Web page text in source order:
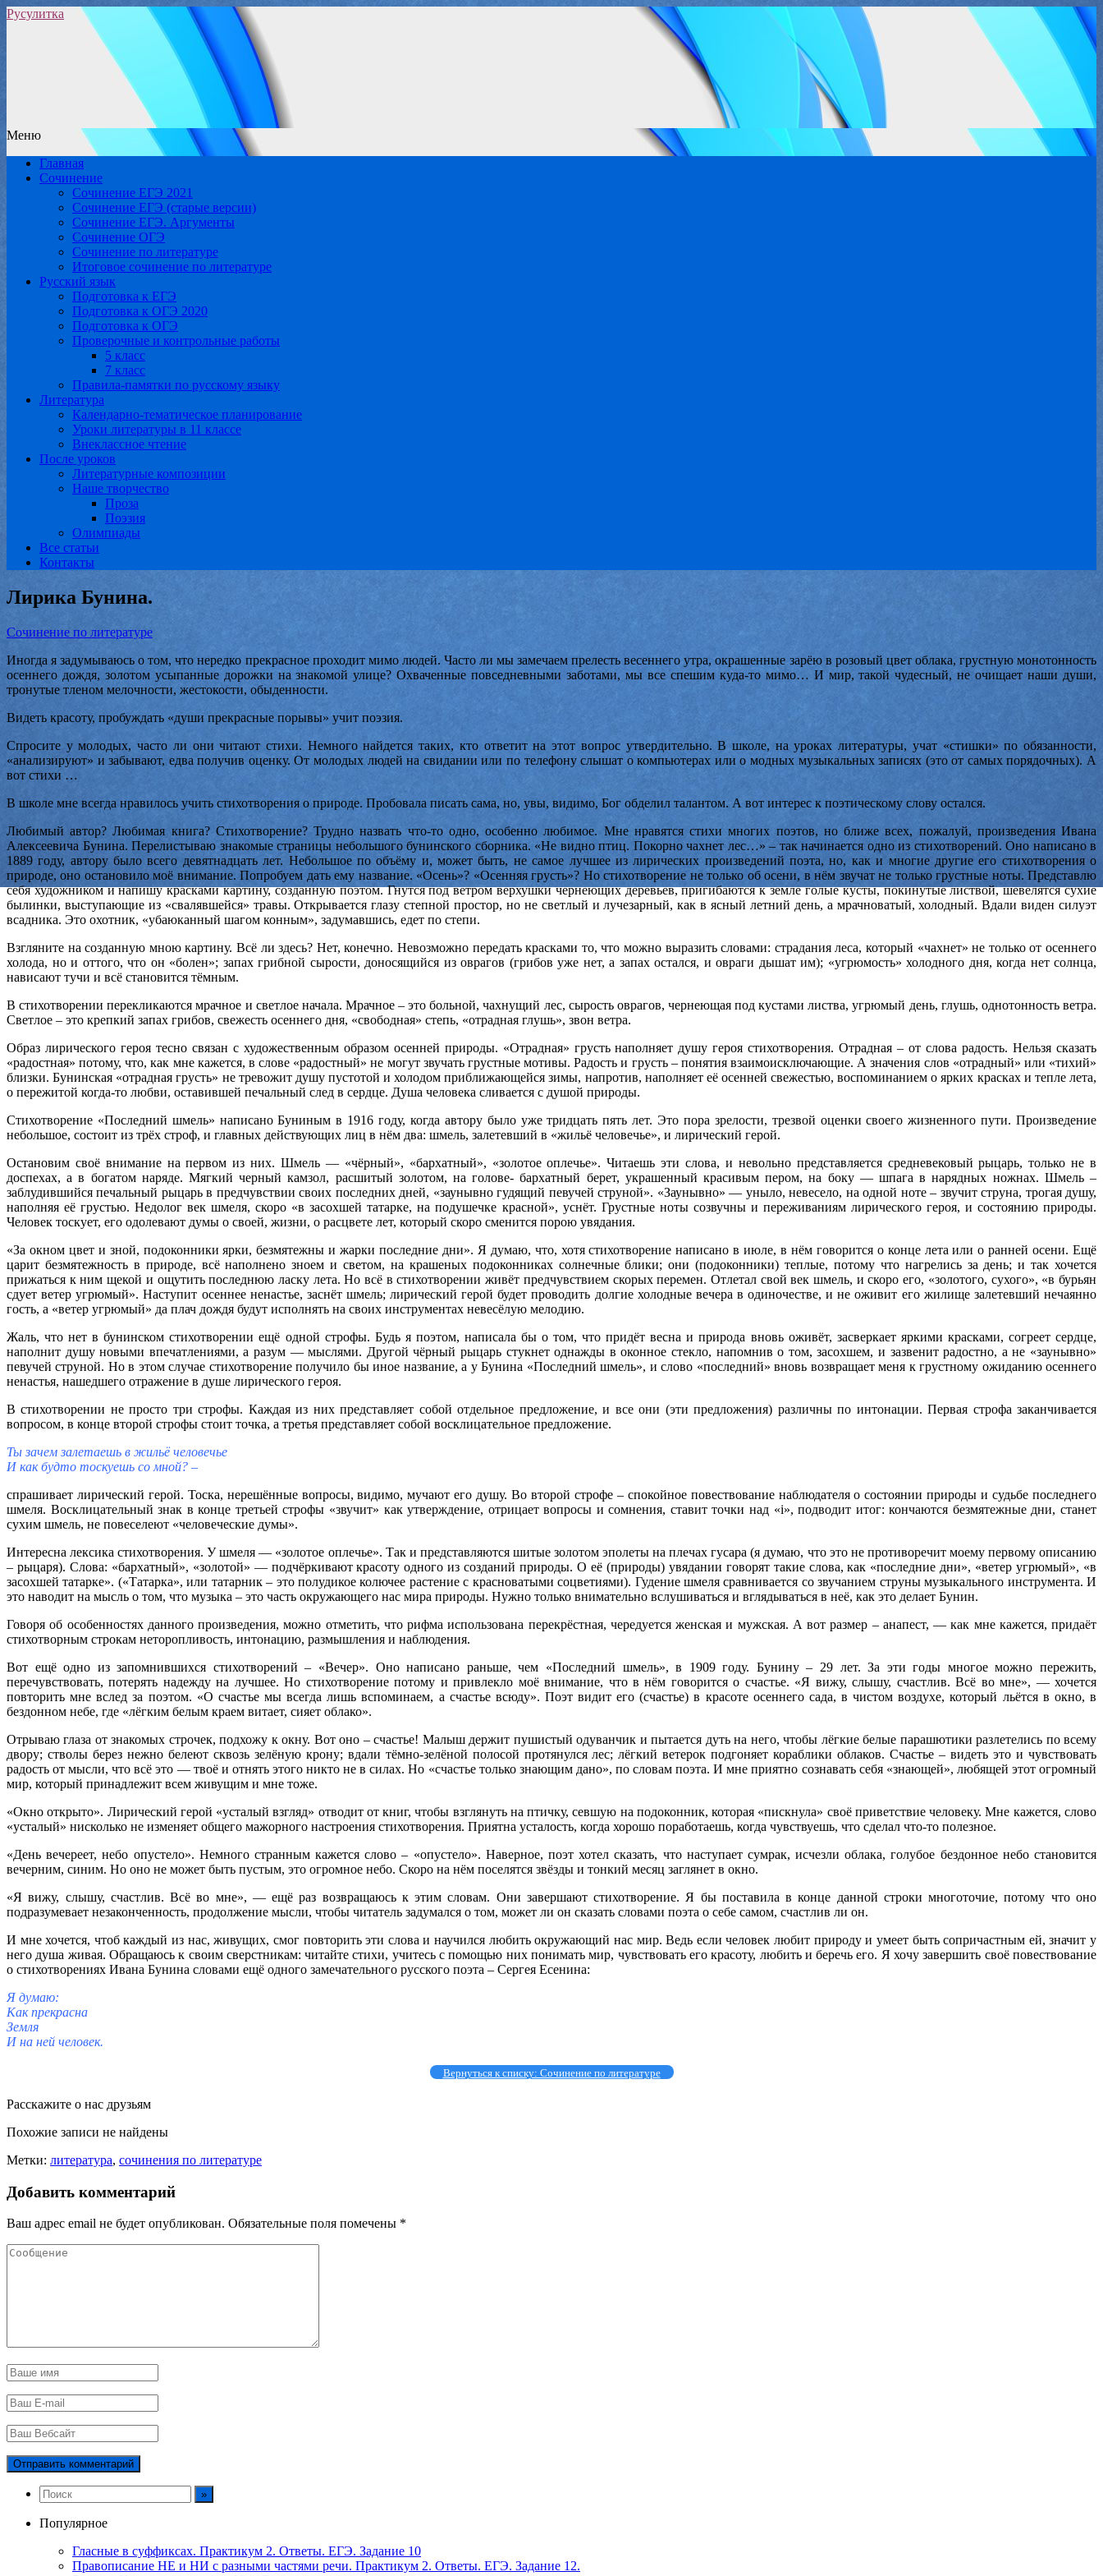
Русулитка
Меню
Главная
Сочинение
Сочинение ЕГЭ 2021
Сочинение ЕГЭ (старые версии)
Сочинение ЕГЭ. Аргументы
Сочинение ОГЭ
Сочинение по литературе
Итоговое сочинение по литературе
Русский язык
Подготовка к ЕГЭ
Подготовка к ОГЭ 2020
Подготовка к ОГЭ
Проверочные и контрольные работы
5 класс
7 класс
Правила-памятки по русскому языку
Литература
Календарно-тематическое планирование
Уроки литературы в 11 классе
Внеклассное чтение
После уроков
Литературные композиции
Наше творчество
Проза
Поэзия
Олимпиады
Все статьи
Контакты
Лирика Бунина.
Сочинение по литературе
Иногда я задумываюсь о том, что нередко прекрасное проходит мимо людей. Часто ли мы замечаем прелесть весеннего утра, окрашенные зарёю в розовый цвет облака, грустную монотонность
осеннего дождя, золотом усыпанные дорожки на знакомой улице? Охваченные повседневными заботами, мы все спешим куда-то мимо… И мир, такой чудесный, не очищает наши души,
тронутые тленом мелочности, жестокости, обыденности.
Видеть красоту, пробуждать «души прекрасные порывы» учит поэзия.
Спросите у молодых, часто ли они читают стихи. Немного найдется таких, кто ответит на этот вопрос утвердительно. В школе, на уроках литературы, учат «стишки» по обязанности,
«анализируют» и забывают, едва получив оценку. От молодых людей на свидании или по телефону слышат о компьютерах или о модных музыкальных записях (это от самых порядочных). А
вот стихи …
В школе мне всегда нравилось учить стихотворения о природе. Пробовала писать сама, но, увы, видимо, Бог обделил талантом. А вот интерес к поэтическому слову остался.
Любимый автор? Любимая книга? Стихотворение? Трудно назвать что-то одно, особенно любимое. Мне нравятся стихи многих поэтов, но ближе всех, пожалуй, произведения Ивана
Алексеевича Бунина. Перелистываю знакомые страницы небольшого бунинского сборника. «Не видно птиц. Покорно чахнет лес…» – так начинается одно из стихотворений. Оно написано в
1889 году, автору было всего девятнадцать лет. Небольшое по объёму и, может быть, не самое лучшее из лирических произведений поэта, но, как и многие другие его стихотворения о
природе, оно остановило моё внимание. Попробуем дать ему название. «Осень»? «Осенняя грусть»? Но стихотворение не только об осени, в нём звучат не только грустные ноты. Представлю
себя художником и напишу красками картину, созданную поэтом. Гнутся под ветром верхушки чернеющих деревьев, пригибаются к земле голые кусты, покинутые листвой, шевелятся сухие
былинки, выступающие из «свалявшейся» травы. Открывается глазу степной простор, но не светлый и лучезарный, как в ясный летний день, а мрачноватый, холодный. Вдали виден силуэт
всадника. Это охотник, «убаюканный шагом конным», задумавшись, едет по степи.
Взгляните на созданную мною картину. Всё ли здесь? Нет, конечно. Невозможно передать красками то, что можно выразить словами: страдания леса, который «чахнет» не только от осеннего
холода, но и оттого, что он «болен»; запах грибной сырости, доносящийся из оврагов (грибов уже нет, а запах остался, и овраги дышат им); «угрюмость» холодного дня, когда нет солнца,
нависают тучи и всё становится тёмным.
В стихотворении перекликаются мрачное и светлое начала. Мрачное – это больной, чахнущий лес, сырость оврагов, чернеющая под кустами листва, угрюмый день, глушь, однотонность ветра.
Светлое – это крепкий запах грибов, свежесть осеннего дня, «свободная» степь, «отрадная глушь», звон ветра.
Образ лирического героя тесно связан с художественным образом осенней природы. «Отрадная» грусть наполняет душу героя стихотворения. Отрадная – от слова радость. Нельзя сказать
«радостная» потому, что, как мне кажется, в слове «радостный» не могут звучать грустные мотивы. Радость и грусть – понятия взаимоисключающие. А значения слов «отрадный» или «тихий»
близки. Бунинская «отрадная грусть» не тревожит душу пустотой и холодом приближающейся зимы, напротив, наполняет её осенней свежестью, воспоминанием о ярких красках и тепле лета,
о пережитой когда-то любви, оставившей печальный след в сердце. Душа человека сливается с душой природы.
Стихотворение «Последний шмель» написано Буниным в 1916 году, когда автору было уже тридцать пять лет. Это пора зрелости, трезвой оценки своего жизненного пути. Произведение
небольшое, состоит из трёх строф, и главных действующих лиц в нём два: шмель, залетевший в «жильё человечье», и лирический герой.
Остановим своё внимание на первом из них. Шмель — «чёрный», «бархатный», «золотое оплечье». Читаешь эти слова, и невольно представляется средневековый рыцарь, только не в
доспехах, а в богатом наряде. Мягкий черный камзол, расшитый золотом, на голове- бархатный берет, украшенный красивым пером, на боку — шпага в нарядных ножнах. Шмель –
заблудившийся печальный рыцарь в предчувствии своих последних дней, «заунывно гудящий певучей струной». «Заунывно» — уныло, невесело, на одной ноте – звучит струна, трогая душу,
наполняя её грустью. Недолог век шмеля, скоро «в засохшей татарке, на подушечке красной», уснёт. Грустные ноты созвучны и переживаниям лирического героя, и состоянию природы.
Человек тоскует, его одолевают думы о своей, жизни, о расцвете лет, который скоро сменится порою увядания.
«За окном цвет и зной, подоконники ярки, безмятежны и жарки последние дни». Я думаю, что, хотя стихотворение написано в июле, в нём говорится о конце лета или о ранней осени. Ещё
царит безмятежность в природе, всё наполнено зноем и светом, на крашеных подоконниках солнечные блики; они (подоконники) теплые, потому что нагрелись за день; и так хочется
прижаться к ним щекой и ощутить последнюю ласку лета. Но всё в стихотворении живёт предчувствием скорых перемен. Отлетал свой век шмель, и скоро его, «золотого, сухого», «в бурьян
сдует ветер угрюмый». Наступит осеннее ненастье, заснёт шмель; лирический герой будет проводить долгие холодные вечера в одиночестве, и не оживит его жилище залетевший нечаянно
гость, а «ветер угрюмый» да плач дождя будут исполнять на своих инструментах невесёлую мелодию.
Жаль, что нет в бунинском стихотворении ещё одной строфы. Будь я поэтом, написала бы о том, что придёт весна и природа вновь оживёт, засверкает яркими красками, согреет сердце,
наполнит душу новыми впечатлениями, а разум — мыслями. Другой чёрный рыцарь стукнет однажды в оконное стекло, напомнив о том, засохшем, и зазвенит радостно, а не «заунывно»
певучей струной. Но в этом случае стихотворение получило бы иное название, а у Бунина «Последний шмель», и слово «последний» вновь возвращает меня к грустному ожиданию осеннего
ненастья, нашедшего отражение в душе лирического героя.
В стихотворении не просто три строфы. Каждая из них представляет собой отдельное предложение, и все они (эти предложения) различны по интонации. Первая строфа заканчивается
вопросом, в конце второй строфы стоит точка, а третья представляет собой восклицательное предложение.
Ты зачем залетаешь в жильё человечье
И как будто тоскуешь со мной? –
спрашивает лирический герой. Тоска, нерешённые вопросы, видимо, мучают его душу. Во второй строфе – спокойное повествование наблюдателя о состоянии природы и судьбе последнего
шмеля. Восклицательный знак в конце третьей строфы «звучит» как утверждение, отрицает вопросы и сомнения, ставит точки над «i», подводит итог: кончаются безмятежные дни, станет
сухим шмель, не повеселеют «человеческие думы».
Интересна лексика стихотворения. У шмеля — «золотое оплечье». Так и представляются шитые золотом эполеты на плечах гусара (я думаю, что это не противоречит моему первому описанию
– рыцаря). Слова: «бархатный», «золотой» — подчёркивают красоту одного из созданий природы. О её (природы) увядании говорят такие слова, как «последние дни», «ветер угрюмый», «в
засохшей татарке». («Татарка», или татарник – это полудикое колючее растение с красноватыми соцветиями). Гудение шмеля сравнивается со звучанием струны музыкального инструмента. И
это наводит на мысль о том, что музыка – это часть окружающего нас мира природы. Нужно только внимательно вслушиваться и вглядываться в неё, как это делает Бунин.
Говоря об особенностях данного произведения, можно отметить, что рифма использована перекрёстная, чередуется женская и мужская. А вот размер – анапест, — как мне кажется, придаёт
стихотворным строкам неторопливость, интонацию, размышления и наблюдения.
Вот ещё одно из запомнившихся стихотворений – «Вечер». Оно написано раньше, чем «Последний шмель», в 1909 году. Бунину – 29 лет. За эти годы многое можно пережить,
перечувствовать, потерять надежду на лучшее. Но стихотворение потому и привлекло моё внимание, что в нём говорится о счастье. «Я вижу, слышу, счастлив. Всё во мне», — хочется
повторить мне вслед за поэтом. «О счастье мы всегда лишь вспоминаем, а счастье всюду». Поэт видит его (счастье) в красоте осеннего сада, в чистом воздухе, который льётся в окно, в
бездонном небе, где «лёгким белым краем витает, сияет облако».
Отрываю глаза от знакомых строчек, подхожу к окну. Вот оно – счастье! Малыш держит пушистый одуванчик и пытается дуть на него, чтобы лёгкие белые парашютики разлетелись по всему
двору; стволы берез нежно белеют сквозь зелёную крону; вдали тёмно-зелёной полосой протянулся лес; лёгкий ветерок подгоняет кораблики облаков. Счастье – видеть это и чувствовать
радость от мысли, что всё это — твоё и отнять этого никто не в силах. Но «счастье только знающим дано», по словам поэта. И мне приятно сознавать себя «знающей», любящей этот огромный
мир, который принадлежит всем живущим и мне тоже.
«Окно открыто». Лирический герой «усталый взгляд» отводит от книг, чтобы взглянуть на птичку, севшую на подоконник, которая «пискнула» своё приветствие человеку. Мне кажется, слово
«усталый» нисколько не изменяет общего мажорного настроения стихотворения. Приятна усталость, когда хорошо поработаешь, когда чувствуешь, что сделал что-то полезное.
«День вечереет, небо опустело». Немного странным кажется слово – «опустело». Наверное, поэт хотел сказать, что наступает сумрак, исчезли облака, голубое бездонное небо становится
вечерним, синим. Но оно не может быть пустым, это огромное небо. Скоро на нём поселятся звёзды и тонкий месяц заглянет в окно.
«Я вижу, слышу, счастлив. Всё во мне», — ещё раз возвращаюсь к этим словам. Они завершают стихотворение. Я бы поставила в конце данной строки многоточие, потому что оно
подразумевает незаконченность, продолжение мысли, чтобы читатель задумался о том, может ли он сказать словами поэта о себе самом, счастлив ли он.
И мне хочется, чтоб каждый из нас, живущих, смог повторить эти слова и научился любить окружающий нас мир. Ведь если человек любит природу и умеет быть сопричастным ей, значит у
него душа живая. Обращаюсь к своим сверстникам: читайте стихи, учитесь с помощью них понимать мир, чувствовать его красоту, любить и беречь его. Я хочу завершить своё повествование
о стихотворениях Ивана Бунина словами ещё одного замечательного русского поэта – Сергея Есенина:
Я думаю:
Как прекрасна
Земля
И на ней человек.
Вернуться к списку: Сочинение по литературе
Расскажите о нас друзьям
Похожие записи не найдены
Метки: литература, сочинения по литературе
Добавить комментарий
Ваш адрес email не будет опубликован. Обязательные поля помечены *
Популярное
Гласные в суффиксах. Практикум 2. Ответы. ЕГЭ. Задание 10
Правописание НЕ и НИ с разными частями речи. Практикум 2. Ответы. ЕГЭ. Задание 12.